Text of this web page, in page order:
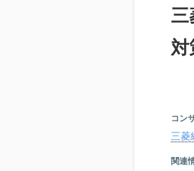
三
対
コン
三菱
関連